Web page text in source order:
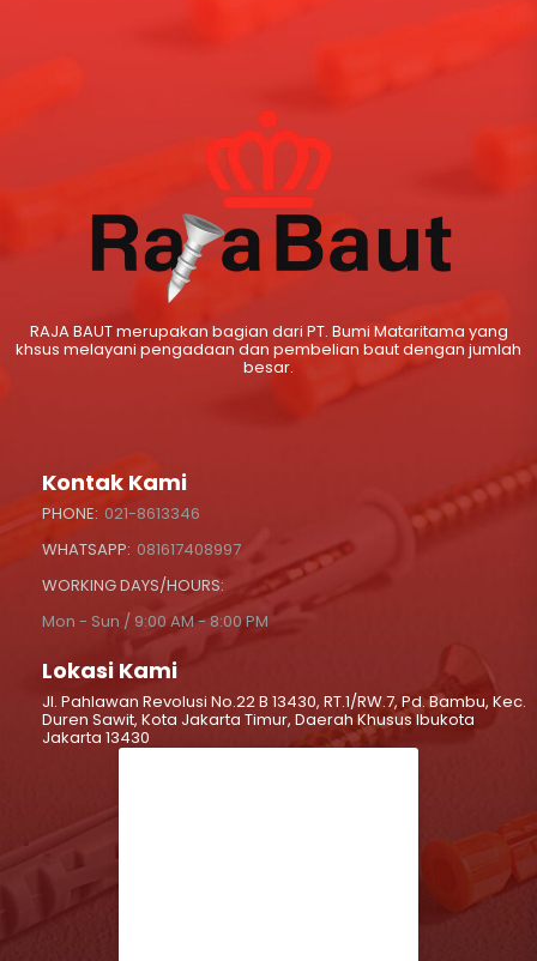
RAJA BAUT merupakan bagian dari PT. Bumi Mataritama yang
khsus melayani pengadaan dan pembelian baut dengan jumlah
besar.
Kontak Kami
PHONE: 021-8613346
WHATSAPP: 081617408997
WORKING DAYS/HOURS:
Mon - Sun / 9:00 AM - 8:00 PM
Lokasi Kami
Jl. Pahlawan Revolusi No.22 B 13430, RT.1/RW.7, Pd. Bambu, Kec.
Duren Sawit, Kota Jakarta Timur, Daerah Khusus Ibukota
Jakarta 13430